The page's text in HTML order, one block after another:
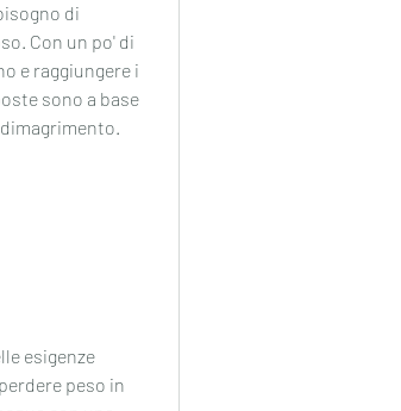
di
Con un po' di
e raggiungere i
sono a base
esigenze
peso in